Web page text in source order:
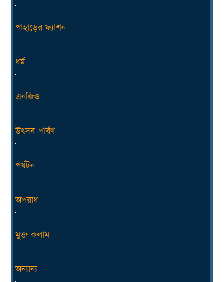
পাহাড়ের ফ্যাশন
ধর্ম
এনজিও
উৎসব-পার্বণ
পর্যটন
অপরাধ
মুক্ত কলাম
অন্যান্য